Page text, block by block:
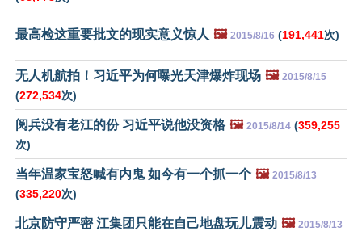
最高检这重要批文的现实意义惊人 🖼️ 2015/8/16 (191,441次)
无人机航拍！习近平为何曝光天津爆炸现场 🖼️ 2015/8/15
(272,534次)
阅兵没有老江的份 习近平说他没资格 🖼️ 2015/8/14 (359,255
次)
当年温家宝怒喊有内鬼 如今有一个抓一个 🖼️ 2015/8/13
(335,220次)
北京防守严密 江集团只能在自己地盘玩儿震动 🖼️ 2015/8/13